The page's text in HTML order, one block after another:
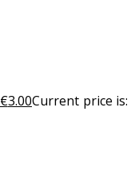
€3.00Current price is: